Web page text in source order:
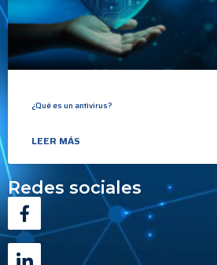
¿Qué es un antivirus?
LEER MÁS
Redes sociales